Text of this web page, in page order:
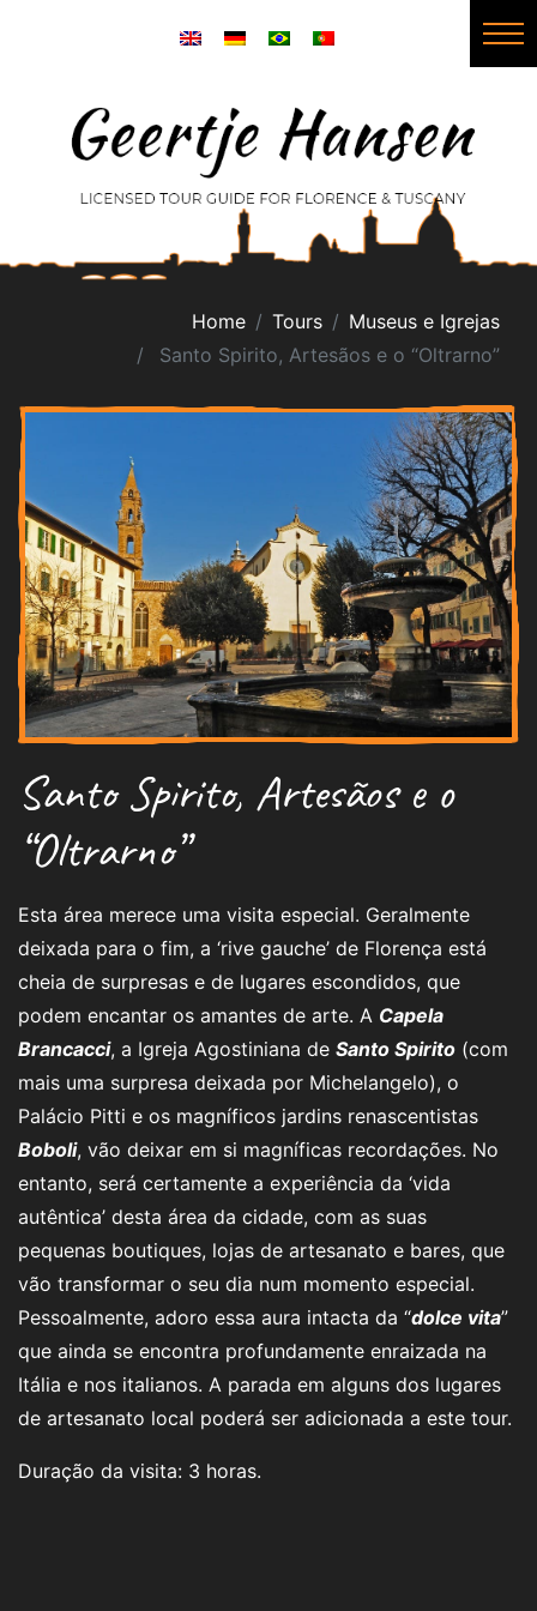
Home Tours
Museus e Igrejas
Santo Spirito, Artesãos e o “Oltrarno”
Santo Spirito, Artesãos e o
“Oltrarno”
Esta área merece uma visita especial. Geralmente
deixada para o fim, a ‘rive gauche’ de Florença está
cheia de surpresas e de lugares escondidos, que
podem encantar os amantes de arte. A Capela
Brancacci, a Igreja Agostiniana de Santo Spirito (com
mais uma surpresa deixada por Michelangelo), o
Palácio Pitti e os magníficos jardins renascentistas
Boboli, vão deixar em si magníficas recordações. No
entanto, será certamente a experiência da ‘vida
autêntica’ desta área da cidade, com as suas
pequenas boutiques, lojas de artesanato e bares, que
vão transformar o seu dia num momento especial.
Pessoalmente, adoro essa aura intacta da “dolce vita”
que ainda se encontra profundamente enraizada na
Itália e nos italianos. A parada em alguns dos lugares
de artesanato local poderá ser adicionada a este tour.
Duração da visita: 3 horas.